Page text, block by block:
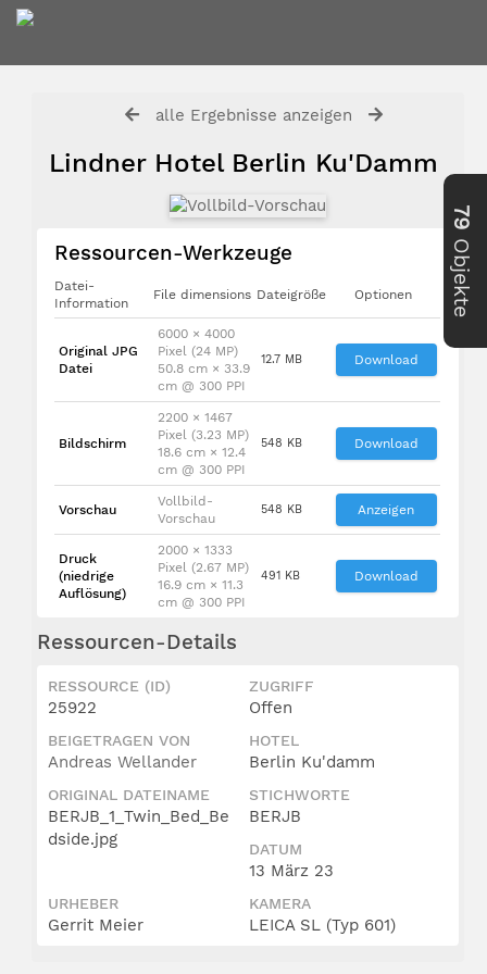
alle Ergebnisse anzeigen
Lindner Hotel Berlin Ku'Damm
Ressourcen-Werkzeuge
Datei-
Information
File dimensions Dateigröße Optionen
Original JPG
Datei
6000 × 4000
Pixel (24 MP)
50.8 cm × 33.9
cm @ 300 PPI
12.7 MB Download
Bildschirm
2200 × 1467
Pixel (3.23 MP)
18.6 cm × 12.4
cm @ 300 PPI
548 KB Download
Vorschau
Vollbild-
Vorschau
548 KB Anzeigen
Druck
(niedrige
Auflösung)
2000 × 1333
Pixel (2.67 MP)
16.9 cm × 11.3
cm @ 300 PPI
491 KB Download
Ressourcen-Details
RESSOURCE (ID)
25922
ZUGRIFF
Offen
BEIGETRAGEN VON
Andreas Wellander
HOTEL
Berlin Ku'damm
ORIGINAL DATEINAME
BERJB_1_Twin_Bed_Be
dside.jpg
STICHWORTE
BERJB
DATUM
13 März 23
URHEBER
Gerrit Meier
KAMERA
LEICA SL (Typ 601)
79
Objekte